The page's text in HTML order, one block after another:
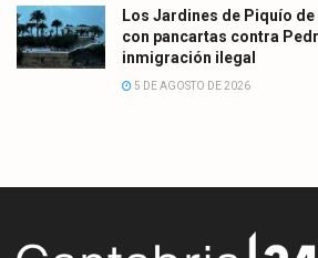
Los Jardines de Piquío
con pancartas contra
inmigración ilegal
5 DE AGOSTO DE 2026